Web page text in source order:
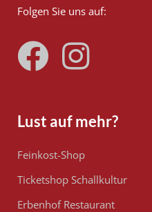
Folgen Sie uns auf:
Lust auf mehr?
Feinkost-Shop
Ticketshop Schallkultur
Erbenhof Restaurant